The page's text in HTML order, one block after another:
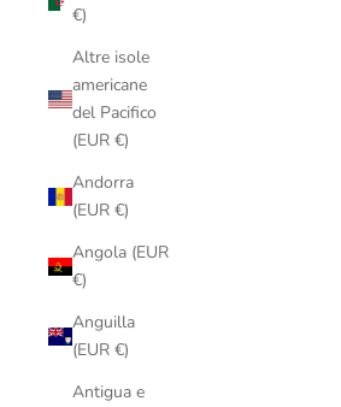
€)
Altre isole
americane
del Pacifico
(EUR €)
Andorra
(EUR €)
Angola (EUR
€)
Anguilla
(EUR €)
Antigua e